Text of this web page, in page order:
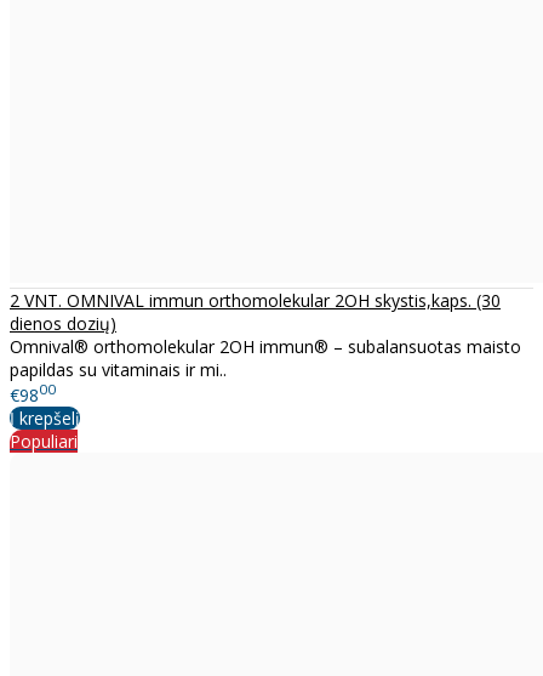
2 VNT. OMNIVAL immun orthomolekular 2OH skystis,kaps. (30
dienos dozių)
Omnival® orthomolekular 2OH immun® – subalansuotas maisto
papildas su vitaminais ir mi..
€9800
Į krepšelį
Populiari